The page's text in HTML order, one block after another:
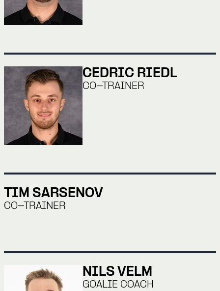
CEDRIC RIEDL
CO-TRAINER
TIM SARSENOV
CO-TRAINER
NILS VELM
GOALIE COACH